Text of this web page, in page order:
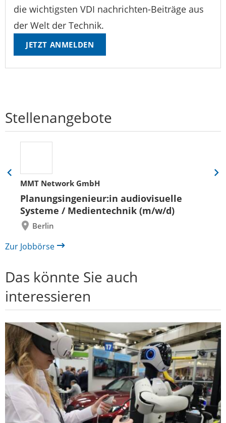
die wichtigsten VDI nachrichten-Beiträge aus
der Welt der Technik.
JETZT ANMELDEN
Stellenangebote
MMT Network GmbH
Planungsingenieur:in audiovisuelle
Systeme / Medientechnik (m/w/d)
Berlin
Eine
Folie
zurück
Eine
Zur Jobbörse
Das könnte Sie auch
interessieren